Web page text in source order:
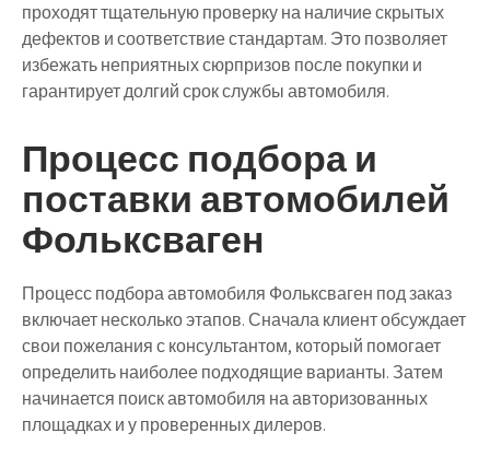
проходят тщательную проверку на наличие скрытых
дефектов и соответствие стандартам. Это позволяет
избежать неприятных сюрпризов после покупки и
гарантирует долгий срок службы автомобиля.
Процесс подбора и
поставки автомобилей
Фольксваген
Процесс подбора автомобиля Фольксваген под заказ
включает несколько этапов. Сначала клиент обсуждает
свои пожелания с консультантом, который помогает
определить наиболее подходящие варианты. Затем
начинается поиск автомобиля на авторизованных
площадках и у проверенных дилеров.